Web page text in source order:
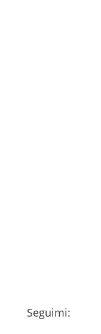
Seguimi: